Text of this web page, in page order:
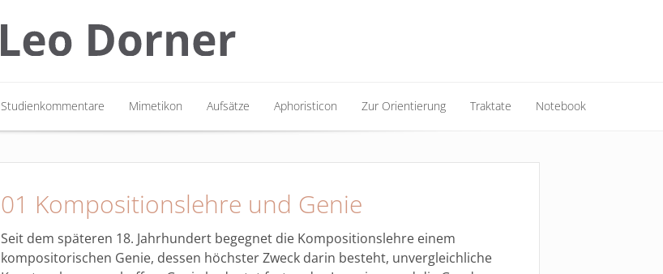
Studienkommentare Mimetikon Aufsätze Aphoristicon Zur Orientierung Traktate Notebook
01 Kompositionslehre und Genie
Seit dem späteren 18. Jahrhundert begegnet die Kompositionslehre einem
kompositorischen Genie, dessen höchster Zweck darin besteht, unvergleichliche